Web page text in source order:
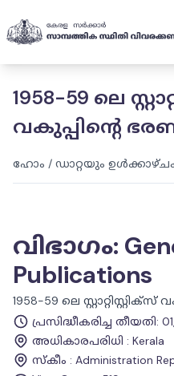
1958-59 ലെ
വകുപ്പിൻ്റെ ഭരണ
ഹോം / ഡാറ്റയും
വിഭാഗം:
Publications
1958-59 ലെ
പ്രസിദ്ധീകരിച്ച തീയതി:
അധികാരപരിധി : Kerala
സ്കീം : Administration